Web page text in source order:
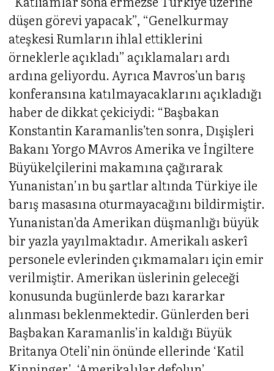
düşen görevi yapacak”, “Genelkurmay
ateşkesi Rumların ihlal ettiklerini
örneklerle açıkladı” açıklamaları ardı
ardına geliyordu. Ayrıca Mavros’un barış
konferansına katılmayacaklarını açıkladığı
haber de dikkat çekiciydi: “Başbakan
Konstantin Karamanlis’ten sonra, Dışişleri
Bakanı Yorgo MAvros Amerika ve İngiltere
Büyükelçilerini makamına çağırarak
Yunanistan’ın bu şartlar altında Türkiye ile
barış masasına oturmayacağını bildirmiştir.
Yunanistan’da Amerikan düşmanlığı büyük
bir yazla yayılmaktadır. Amerikalı askerî
personele evlerinden çıkmamaları için emir
verilmiştir. Amerikan üslerinin geleceği
konusunda bugünlerde bazı kararkar
alınması beklenmektedir. Günlerden beri
Başbakan Karamanlis’in kaldığı Büyük
Britanya Oteli’nin önünde ellerinde ‘Katil